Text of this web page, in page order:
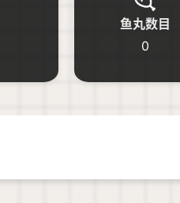
鱼丸数目
0